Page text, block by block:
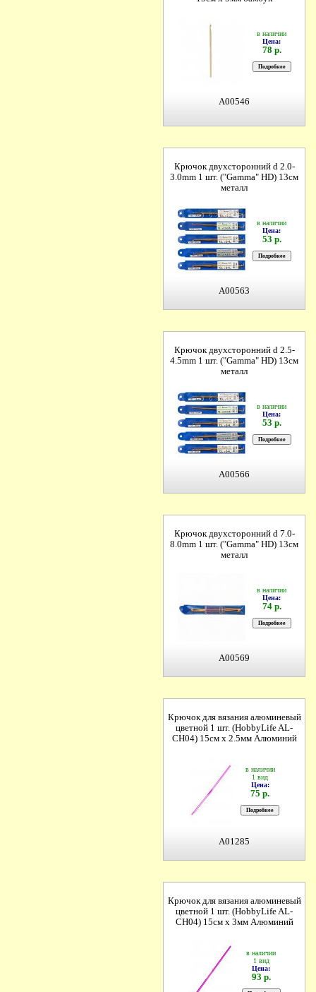
в наличии
Цена:
78 р.
A00546
Крючок двухсторонний d 2.0-
3.0mm 1 шт. ("Gamma" HD) 13см
металл
в наличии
Цена:
53 р.
A00563
Крючок двухсторонний d 2.5-
4.5mm 1 шт. ("Gamma" HD) 13см
металл
в наличии
Цена:
53 р.
A00566
Крючок двухсторонний d 7.0-
8.0mm 1 шт. ("Gamma" HD) 13см
металл
в наличии
Цена:
74 р.
A00569
Крючок для вязания алюминевый
цветной 1 шт. (HobbyLife AL-
CH04) 15см х 2.5мм Алюминий
в наличии
1 вид
Цена:
75 р.
A01285
Крючок для вязания алюминевый
цветной 1 шт. (HobbyLife AL-
CH04) 15см х 3мм Алюминий
в наличии
1 вид
Цена:
93 р.